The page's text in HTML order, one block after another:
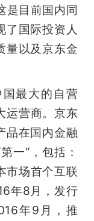
是目前国内同
了国际投资人
量以及京东金
最大的自营
运营商。京东
品在国内金融
一“，包括：
市场首个互联
年8月，发行
年9月，推